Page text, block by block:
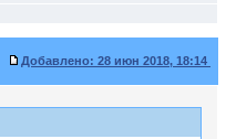
Добавлено: 28 июн 2018, 18:14